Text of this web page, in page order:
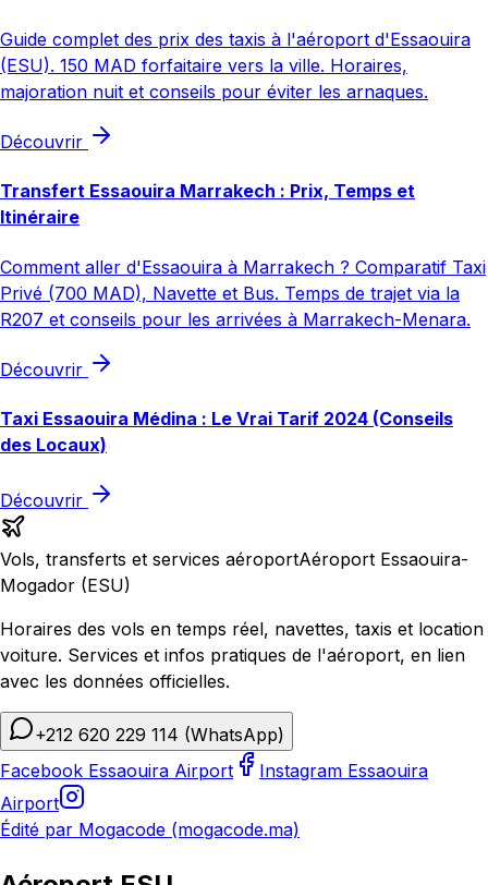
Guide complet des prix des taxis à l'aéroport d'Essaouira
(ESU). 150 MAD forfaitaire vers la ville. Horaires,
majoration nuit et conseils pour éviter les arnaques.
Découvrir
Transfert Essaouira Marrakech : Prix, Temps et
Itinéraire
Comment aller d'Essaouira à Marrakech ? Comparatif Taxi
Privé (700 MAD), Navette et Bus. Temps de trajet via la
R207 et conseils pour les arrivées à Marrakech-Menara.
Découvrir
Taxi Essaouira Médina : Le Vrai Tarif 2024 (Conseils
des Locaux)
Découvrir
Vols, transferts et services aéroportAéroport Essaouira-
Mogador (ESU)
Horaires des vols en temps réel, navettes, taxis et location
voiture. Services et infos pratiques de l'aéroport, en lien
avec les données officielles.
+212 620 229 114 (WhatsApp)
Facebook Essaouira Airport
Instagram Essaouira
Airport
Édité par Mogacode (mogacode.ma)